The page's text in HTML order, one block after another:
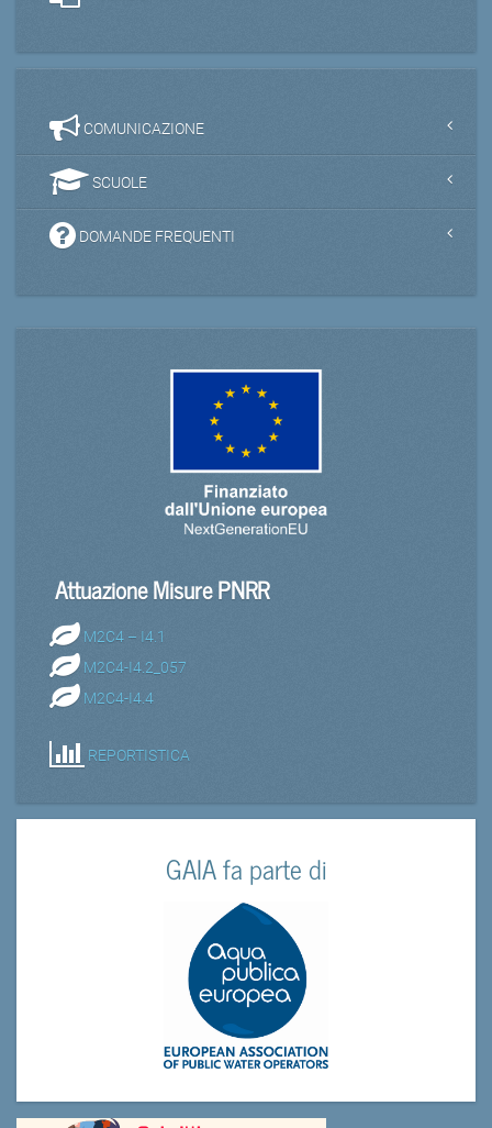
COMUNICAZIONE
SCUOLE
DOMANDE FREQUENTI
Attuazione Misure PNRR
M2C4 – I4.1
M2C4-I4.2_057
M2C4-I4.4
REPORTISTICA
GAIA fa parte di